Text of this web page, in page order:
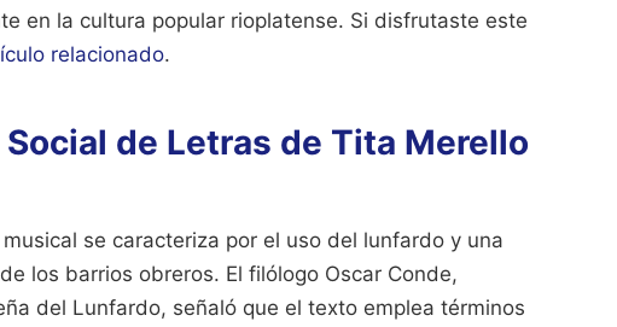
en la cultura popular rioplatense. Si disfrutaste este
relacionado.
de Letras de Tita Merello
se caracteriza por el uso del lunfardo y una
los barrios obreros. El filólogo Oscar Conde,
del Lunfardo, señaló que el texto emplea términos